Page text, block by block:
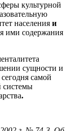
культурной
населения и
ими содержания
сущности и
самой
системы
.